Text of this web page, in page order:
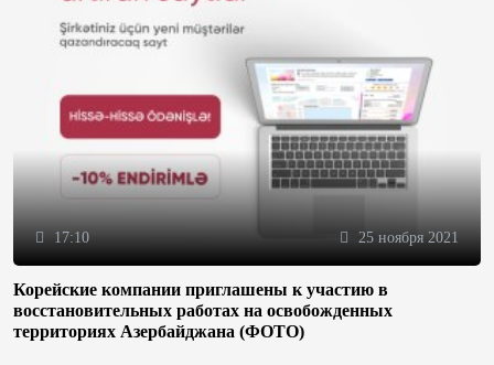
17:10 25 ноября 2021
Корейские компании приглашены к участию в
восстановительных работах на освобожденных
территориях Азербайджана (ФОТО)